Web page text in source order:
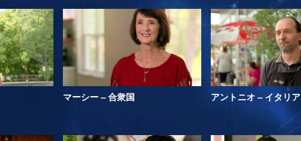
マーシー – 合衆国 アントニオ – イタリア